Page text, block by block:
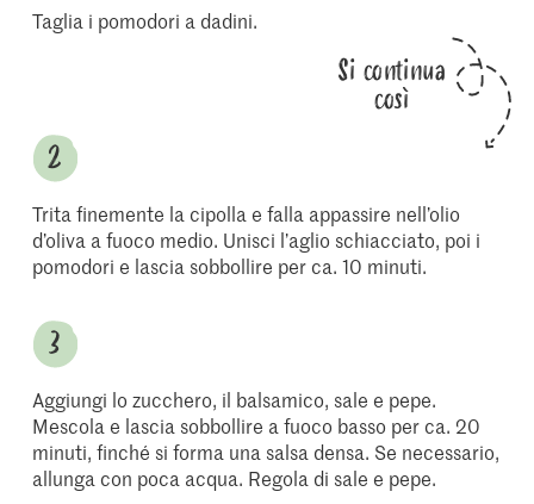
Taglia i pomodori a dadini.
Si continua
così
Trita finemente la cipolla e falla appassire nell’olio
d’oliva a fuoco medio. Unisci l’aglio schiacciato, poi i
pomodori e lascia sobbollire per ca. 10 minuti.
Aggiungi lo zucchero, il balsamico, sale e pepe.
Mescola e lascia sobbollire a fuoco basso per ca. 20
minuti, finché si forma una salsa densa. Se necessario,
allunga con poca acqua. Regola di sale e pepe.